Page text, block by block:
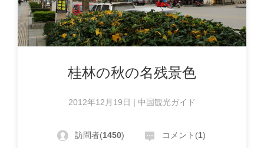
桂林の秋の名残景色
2012年12月19日 | 中国観光ガイド
訪問者(1450) コメント(1)